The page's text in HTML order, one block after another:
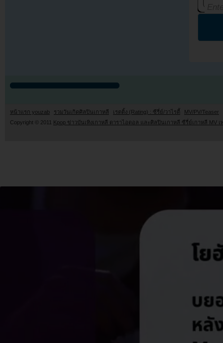
หน้าแรก youzab รวมวันเกิดศิลปินเกาหลี เรตติ้ง (Rating) : ซีรี่ย์/วาไรตี้
MV/PV/Teaser
Copyright © 2011 Kpop ข่าวบันเทิงเกาหลี ดาราไอดอล และศิลปินเกาหลี ซีรี่ย์เกาหลี MV